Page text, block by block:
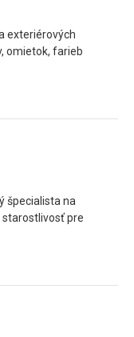
exteriérových
omietok, farieb
špecialista na
starostlivosť pre